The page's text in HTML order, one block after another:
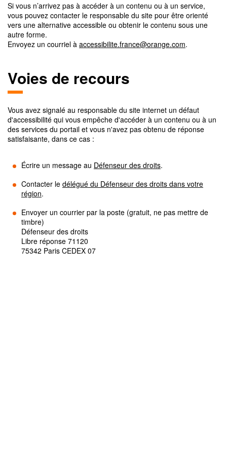
Si vous n’arrivez pas à accéder à un contenu ou à un service,
vous pouvez contacter le responsable du site pour être orienté
vers une alternative accessible ou obtenir le contenu sous une
autre forme.
Envoyez un courriel à accessibilite.france@orange.com.
Voies de recours
Vous avez signalé au responsable du site internet un défaut
d'accessibilité qui vous empêche d'accéder à un contenu ou à un
des services du portail et vous n'avez pas obtenu de réponse
satisfaisante, dans ce cas :
Écrire un message au Défenseur des droits.
Contacter le délégué du Défenseur des droits dans votre
région.
Envoyer un courrier par la poste (gratuit, ne pas mettre de
timbre)
Défenseur des droits
Libre réponse 71120
75342 Paris CEDEX 07